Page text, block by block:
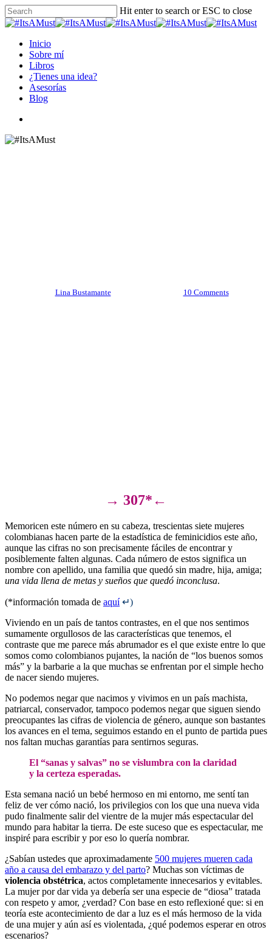
Skip
to
content
Hit enter to search or ESC to close
Close
Menu
Inicio
Sobre mí
Libros
¿Tienes una idea?
Asesorías
Blog
Lina Bustamante 10 Comments
→ 307*←
Memoricen este número en su cabeza, trescientas siete mujeres
colombianas hacen parte de la estadística de feminicidios este año,
aunque las cifras no son precisamente fáciles de encontrar y
posiblemente falten algunas. Cada número de estos significa un
nombre con apellido, una familia que quedó sin madre, hija, amiga;
una vida llena de metas y sueños que quedó inconclusa.
(*información tomada de aquí ↵)
Viviendo en un país de tantos contrastes, en el que nos sentimos
sumamente orgullosos de las características que tenemos, el
contraste que me parece más abrumador es el que existe entre lo que
somos como colombianos pujantes, la nación de “los buenos somos
más” y la barbarie a la que muchas se enfrentan por el simple hecho
de nacer siendo mujeres.
No podemos negar que nacimos y vivimos en un país machista,
patriarcal, conservador, tampoco podemos negar que siguen siendo
preocupantes las cifras de violencia de género, aunque son bastantes
los avances en el tema, seguimos estando en el punto de partida pues
nos faltan muchas garantías para sentirnos seguras.
El “sanas y salvas” no se vislumbra con la claridad
y la certeza esperadas.
Esta semana nació un bebé hermoso en mi entorno, me sentí tan
feliz de ver cómo nació, los privilegios con los que una nueva vida
pudo finalmente salir del vientre de la mujer más espectacular del
mundo para habitar la tierra​​. De este suceso que es espectacular, me
inspiré para escribir y por eso lo quería nombrar.
¿Sabían ustedes que aproximadamente 500 mujeres mueren cada
año a causa del embarazo y del parto? Muchas son víctimas de
violencia obstétrica, actos completamente innecesarios y evitables.
La mujer por dar vida ya debería ser una especie de “diosa” tratada
con respeto y amor, ¿verdad? Con base en esto reflexioné que: si en
teoría este acontecimiento de dar a luz es el más hermoso de la vida
de una mujer y aún así es violentada, ¿qué podemos esperar en otros
escenarios?